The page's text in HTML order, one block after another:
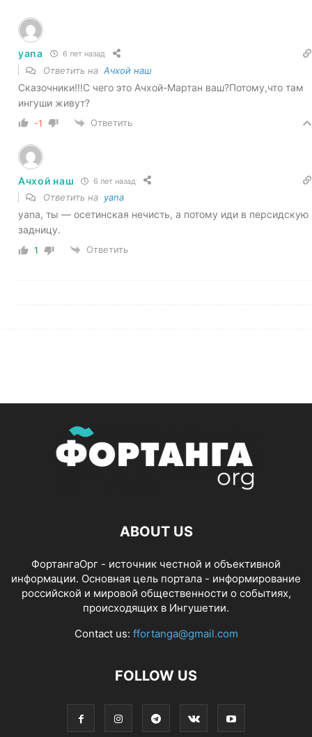
yana 6 лет назад
Ответить на Ачхой наш
Сказочники!!!С чего это Ачхой-Мартан ваш?Потому,что там
ингуши живут?
-1 Ответить
Ачхой наш 6 лет назад
Ответить на yana
yana, ты — осетинская нечисть, а потому иди в персидскую
задницу.
1 Ответить
ABOUT US
ФортангаОрг - источник честной и объективной
информации. Основная цель портала - информирование
российской и мировой общественности о событиях,
происходящих в Ингушетии.
Contact us: ffortanga@gmail.com
FOLLOW US